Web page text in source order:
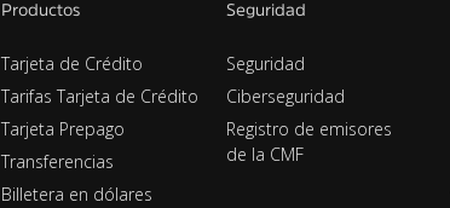
Productos
Tarjeta de Crédito
Tarifas Tarjeta de Crédito
Tarjeta Prepago
Transferencias
Billetera en dólares
Seguridad
Seguridad
Ciberseguridad
Registro de emisores
de la CMF